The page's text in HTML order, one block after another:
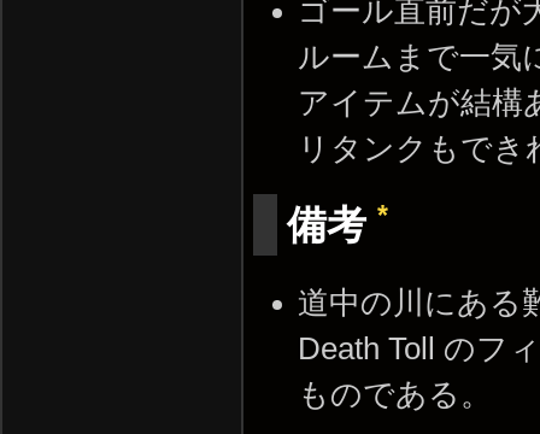
ゴール直前だが
ルームまで一気
アイテムが結構
リタンクもでき
備考 *
道中の川にある
Death Toll のフ
ものである。